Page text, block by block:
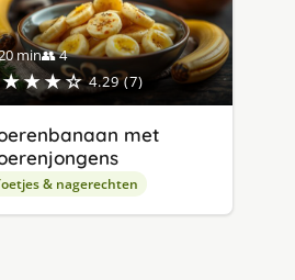
min👥 4
4.29 (7)
met
& nagerechten